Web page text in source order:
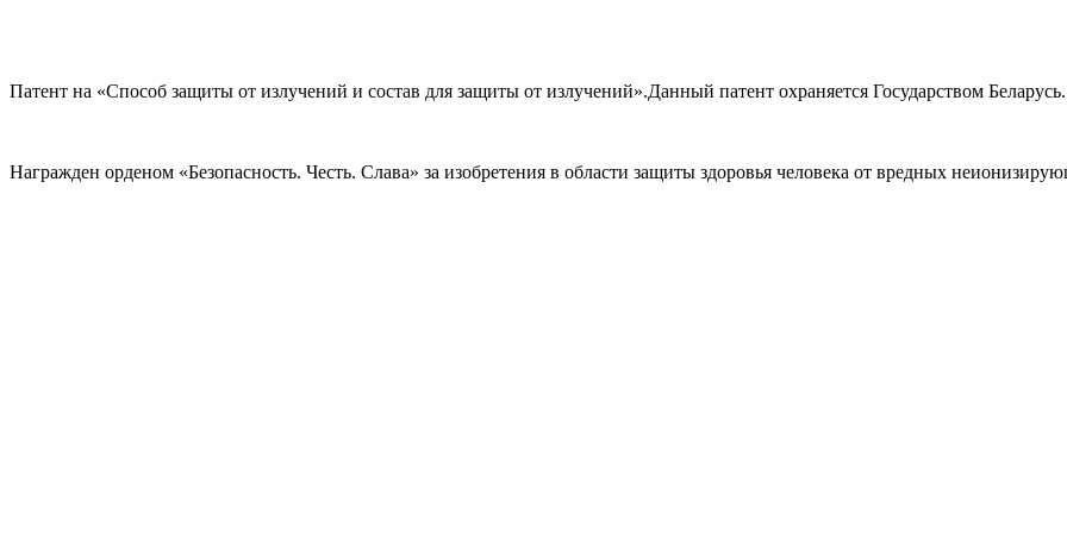
Патент на «Способ защиты от излучений и состав для защиты от излучений».Данный патент охраняется Государством Беларусь.
Награжден орденом «Безопасность. Честь. Слава» за изобретения в области защиты здоровья человека от вредных